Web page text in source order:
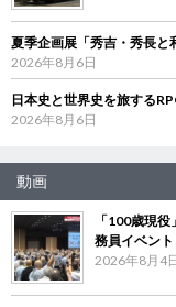
夏季企画展「秀吉・秀長
2026年8月6日
日本史と世界史を旅する
2026年8月6日
動画
「100歳現
務員イベント
2026年8月4